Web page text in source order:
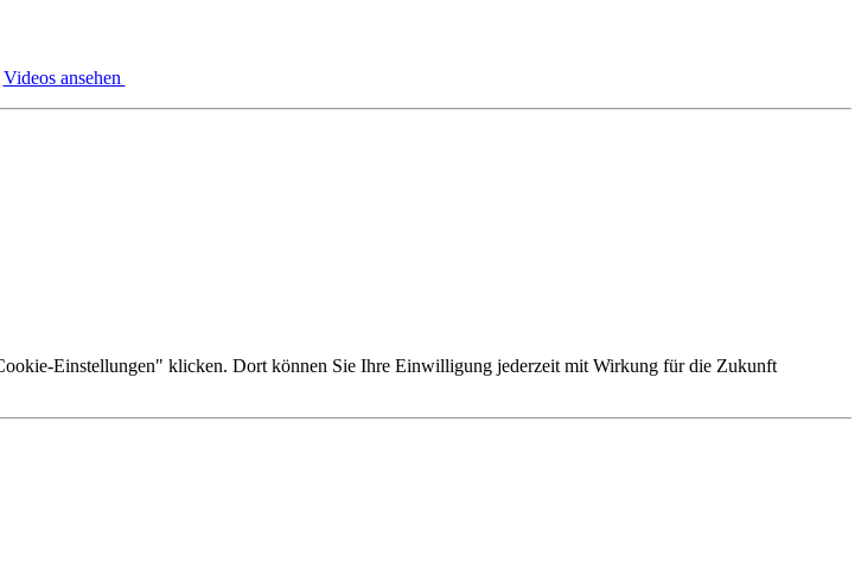
Videos ansehen
Einstellungen" klicken. Dort können Sie Ihre Einwilligung jederzeit mit Wirkung für die Zukunft